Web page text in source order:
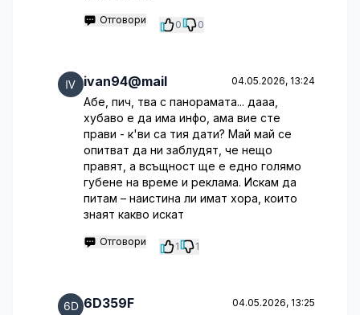
Отговори 0 0
ivan94@mail 04.05.2026, 13:24
Абе, пич, тва с панорамата... дааа,
хубаво е да има инфо, ама вие сте
прави - к'ви са тия дати? Май май се
опитват да ни заблудят, че нещо
правят, а всъщност ще е едно голямо
губене на време и реклама. Искам да
питам – наистина ли имат хора, които
знаят какво искат
Отговори 1 1
6D359F 04.05.2026, 13:25